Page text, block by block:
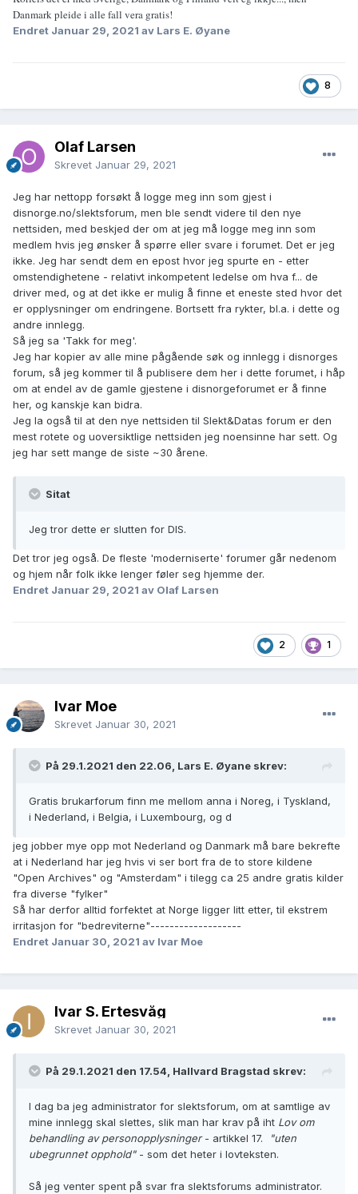
Danmark pleide i alle fall vera gratis!
Endret Januar 29, 2021 av Lars E. Øyane
8
Olaf Larsen
Skrevet Januar 29, 2021
Jeg har nettopp forsøkt å logge meg inn som gjest i
disnorge.no/slektsforum, men ble sendt videre til den nye
nettsiden, med beskjed der om at jeg må logge meg inn som
medlem hvis jeg ønsker å spørre eller svare i forumet. Det er jeg
ikke. Jeg har sendt dem en epost hvor jeg spurte en - etter
omstendighetene - relativt inkompetent ledelse om hva f... de
driver med, og at det ikke er mulig å finne et eneste sted hvor det
er opplysninger om endringene. Bortsett fra rykter, bl.a. i dette og
andre innlegg.
Så jeg sa 'Takk for meg'.
Jeg har kopier av alle mine pågående søk og innlegg i disnorges
forum, så jeg kommer til å publisere dem her i dette forumet, i håp
om at endel av de gamle gjestene i disnorgeforumet er å finne
her, og kanskje kan bidra.
Jeg la også til at den nye nettsiden til Slekt&Datas forum er den
mest rotete og uoversiktlige nettsiden jeg noensinne har sett. Og
jeg har sett mange de siste ~30 årene.
Sitat
Jeg tror dette er slutten for DIS.
Det tror jeg også. De fleste 'moderniserte' forumer går nedenom
og hjem når folk ikke lenger føler seg hjemme der.
Endret Januar 29, 2021 av Olaf Larsen
2 1
Ivar Moe
Skrevet Januar 30, 2021
På 29.1.2021 den 22.06, Lars E. Øyane skrev:
Gratis brukarforum finn me mellom anna i Noreg, i Tyskland,
i Nederland, i Belgia, i Luxembourg, og d
jeg jobber mye opp mot Nederland og Danmark må bare bekrefte
at i Nederland har jeg hvis vi ser bort fra de to store kildene
"Open Archives" og "Amsterdam" i tilegg ca 25 andre gratis kilder
fra diverse "fylker"
Så har derfor alltid forfektet at Norge ligger litt etter, til ekstrem
irritasjon for "bedreviterne"-------------------
Endret Januar 30, 2021 av Ivar Moe
Ivar S. Ertesvåg
Skrevet Januar 30, 2021
På 29.1.2021 den 17.54, Hallvard Bragstad skrev:
I dag ba jeg administrator for slektsforum, om at samtlige av
mine innlegg skal slettes, slik man har krav på iht Lov om
behandling av personopplysninger- artikkel 17.
"uten
ubegrunnet opphold"- som det heter i lovteksten.
Så jeg venter spent på svar fra slektsforums administrator.